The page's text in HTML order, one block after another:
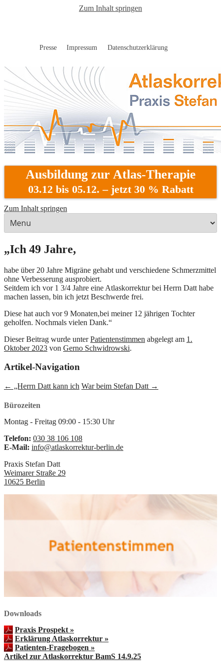
Zum Inhalt springen
Presse Impressum Datenschutzerklärung
Atlaskorrektur Berlin
Ausbildung zur Atlas-Therapie
03.12 bis 05.12. – jetzt 30 % Rabatt
Zum Inhalt springen
„Ich 49 Jahre,
habe über 20 Jahre Migräne gehabt und verschiedene Schmerzmittel
ohne Verbesserung ausprobiert.
Seitdem ich vor 1 3/4 Jahre eine Atlaskorrektur bei Herrn Datt habe
machen lassen, bin ich jetzt Beschwerde frei.
Diese hat auch vor 9 Monaten,bei meiner 12 jährigen Tochter
geholfen. Nochmals vielen Dank.“
Dieser Beitrag wurde unterPatientenstimmen abgelegt am 1.
Oktober 2023 von Gerno Schwidrowski.
Artikel-Navigation
← „Herrn Datt kann ich War beim Stefan Datt →
Bürozeiten
Montag - Freitag 09:00 - 15:30 Uhr
Telefon: 030 38 106 108
E-Mail: info@atlaskorrektur-berlin.de
Praxis Stefan Datt
Weimarer Straße 29
10625 Berlin
Downloads
Praxis Prospekt »
Erklärung Atlaskorrektur »
Patienten-Fragebogen »
Artikel zur Atlaskorrektur BamS 14.9.25